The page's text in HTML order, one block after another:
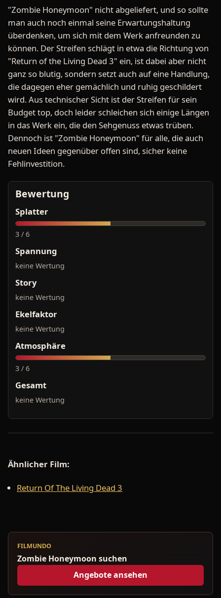
"Zombie Honeymoon" nicht abgeliefert, und so sollte
man auch noch einmal seine Erwartungshaltung
überdenken, um sich mit dem Werk anfreunden zu
können. Der Streifen schlägt in etwa die Richtung von
"Return of the Living Dead 3" ein, ist dabei aber nicht
ganz so blutig, sondern setzt auch auf eine Handlung,
die dagegen eher gemächlich und ruhig geschildert
wird. Aus technischer Sicht ist der Streifen für sein
Budget top, doch leider schleichen sich einige Längen
in das Werk ein, die den Sehgenuss etwas trüben.
Dennoch ist "Zombie Honeymoon" für alle, die auch
neuen Ideen gegenüber offen sind, sicher keine
Fehlinvestition.
Bewertung
Splatter
3 / 6
Spannung
keine Wertung
Story
keine Wertung
Ekelfaktor
keine Wertung
Atmosphäre
3 / 6
Gesamt
keine Wertung
Ähnlicher Film:
Return Of The Living Dead 3
FILMUNDO
Zombie Honeymoon suchen
Angebote ansehen